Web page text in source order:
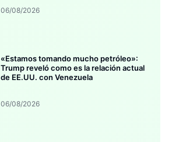
06/08/2026
«Estamos tomando mucho petróleo»:
Trump reveló como es la relación actual
de EE.UU. con Venezuela
06/08/2026